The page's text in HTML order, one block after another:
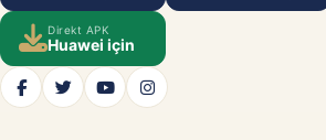
Direkt APK
Huawei için